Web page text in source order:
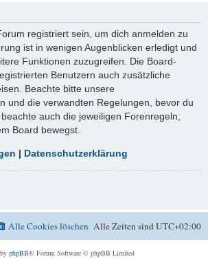
registriert sein, um dich anmelden zu
ist in wenigen Augenblicken erledigt und
Funktionen zuzugreifen. Die Board-
Benutzern auch zusätzliche
Beachte bitte unsere
und die verwandten Regelungen, bevor du
auch die jeweiligen Forenregeln,
Board bewegst.
| Datenschutzerklärung
Alle Zeiten sindUTC+02:00
Alle Cookies löschen
phpBB® Forum Software © phpBB Limited